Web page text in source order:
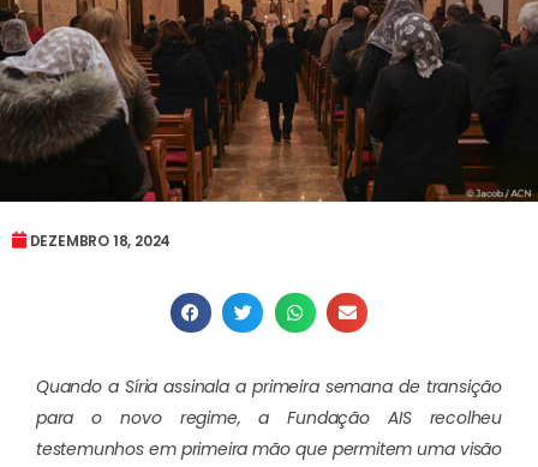
DEZEMBRO 18, 2024
Quando a Síria assinala a primeira semana de transição
para o novo regime, a Fundação AIS recolheu
testemunhos em primeira mão que permitem uma visão